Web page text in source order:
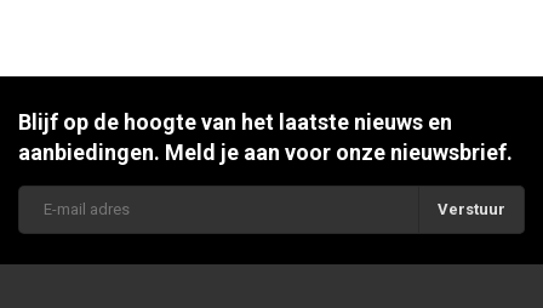
Blijf op de hoogte van het laatste nieuws en
aanbiedingen. Meld je aan voor onze nieuwsbrief.
Verstuur